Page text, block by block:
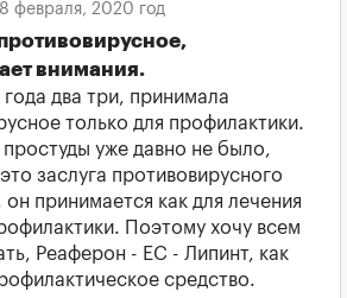
февраля, 2020 год
внимания.
два три, принимала
только для профилактики.
уже давно не было,
заслуга противовирусного
он принимается как для лечения
Поэтому хочу всем
Реаферон - ЕС - Липинт, как
средство.